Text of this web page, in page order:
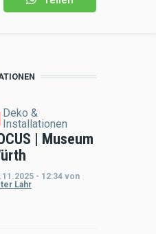
Deko &
Installationen
| Museum
- 12:34 von
Lahr